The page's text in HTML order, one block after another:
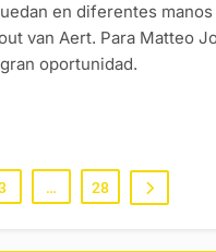
en diferentes
van Aert. Para Matteo
oportunidad.
… 28